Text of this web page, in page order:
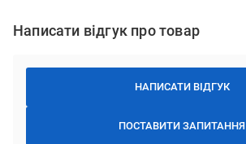
Написати відгук про товар
НАПИСАТИ ВІДГУК
ПОСТАВИТИ ЗАПИТАННЯ